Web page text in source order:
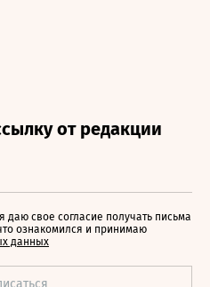
даю свое согласие получать письма
ознакомился и принимаю
данных